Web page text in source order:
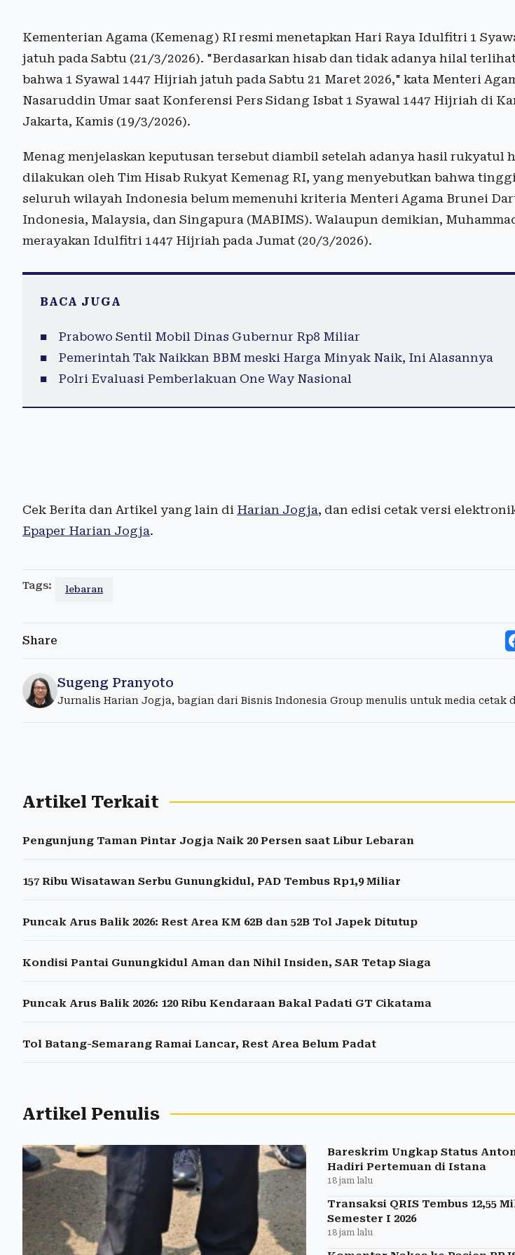
Kementerian Agama (Kemenag) RI resmi menetapkan Hari Raya Idulfitri 1
jatuh pada Sabtu (21/3/2026). "Berdasarkan hisab dan tidak adanya hilal
bahwa 1 Syawal 1447 Hijriah jatuh pada Sabtu 21 Maret 2026," kata Menteri
Nasaruddin Umar saat Konferensi Pers Sidang Isbat 1 Syawal 1447 Hijriah di
Jakarta, Kamis (19/3/2026).
Menag menjelaskan keputusan tersebut diambil setelah adanya hasil rukyatul
dilakukan oleh Tim Hisab Rukyat Kemenag RI, yang menyebutkan bahwa
seluruh wilayah Indonesia belum memenuhi kriteria Menteri Agama Brunei
Indonesia, Malaysia, dan Singapura (MABIMS). Walaupun demikian,
merayakan Idulfitri 1447 Hijriah pada Jumat (20/3/2026).
BACA JUGA
Prabowo Sentil Mobil Dinas Gubernur Rp8 Miliar
Pemerintah Tak Naikkan BBM meski Harga Minyak Naik, Ini Alasannya
Polri Evaluasi Pemberlakuan One Way Nasional
Cek Berita dan Artikel yang lain di Harian Jogja, dan edisi cetak versi
Epaper Harian Jogja.
Tags: lebaran
Share
Sugeng Pranyoto
Jurnalis Harian Jogja, bagian dari Bisnis Indonesia Group menulis untuk media cetak
Artikel Terkait
Pengunjung Taman Pintar Jogja Naik 20 Persen saat Libur Lebaran
157 Ribu Wisatawan Serbu Gunungkidul, PAD Tembus Rp1,9 Miliar
Puncak Arus Balik 2026: Rest Area KM 62B dan 52B Tol Japek Ditutup
Kondisi Pantai Gunungkidul Aman dan Nihil Insiden, SAR Tetap Siaga
Puncak Arus Balik 2026: 120 Ribu Kendaraan Bakal Padati GT Cikatama
Tol Batang-Semarang Ramai Lancar, Rest Area Belum Padat
Artikel Penulis
Bareskrim Ungkap Status
Hadiri Pertemuan di Istana
18 jam lalu
Transaksi QRIS Tembus 12,55
Semester I 2026
18 jam lalu